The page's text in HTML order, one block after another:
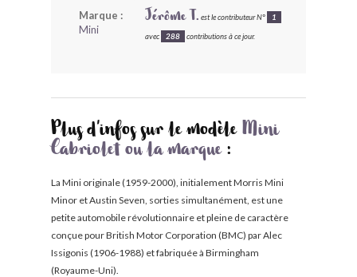
Marque :
Mini
Jérôme T. est le contributeur N° 1
avec 288 contributions à ce jour.
Plus d'infos sur le modèle Mini
Cabriolet ou la marque:
La Mini originale (1959-2000), initialement Morris Mini
Minor et Austin Seven, sorties simultanément, est une
petite automobile révolutionnaire et pleine de caractère
conçue pour British Motor Corporation (BMC) par Alec
Issigonis (1906-1988) et fabriquée à Birmingham
(Royaume-Uni).